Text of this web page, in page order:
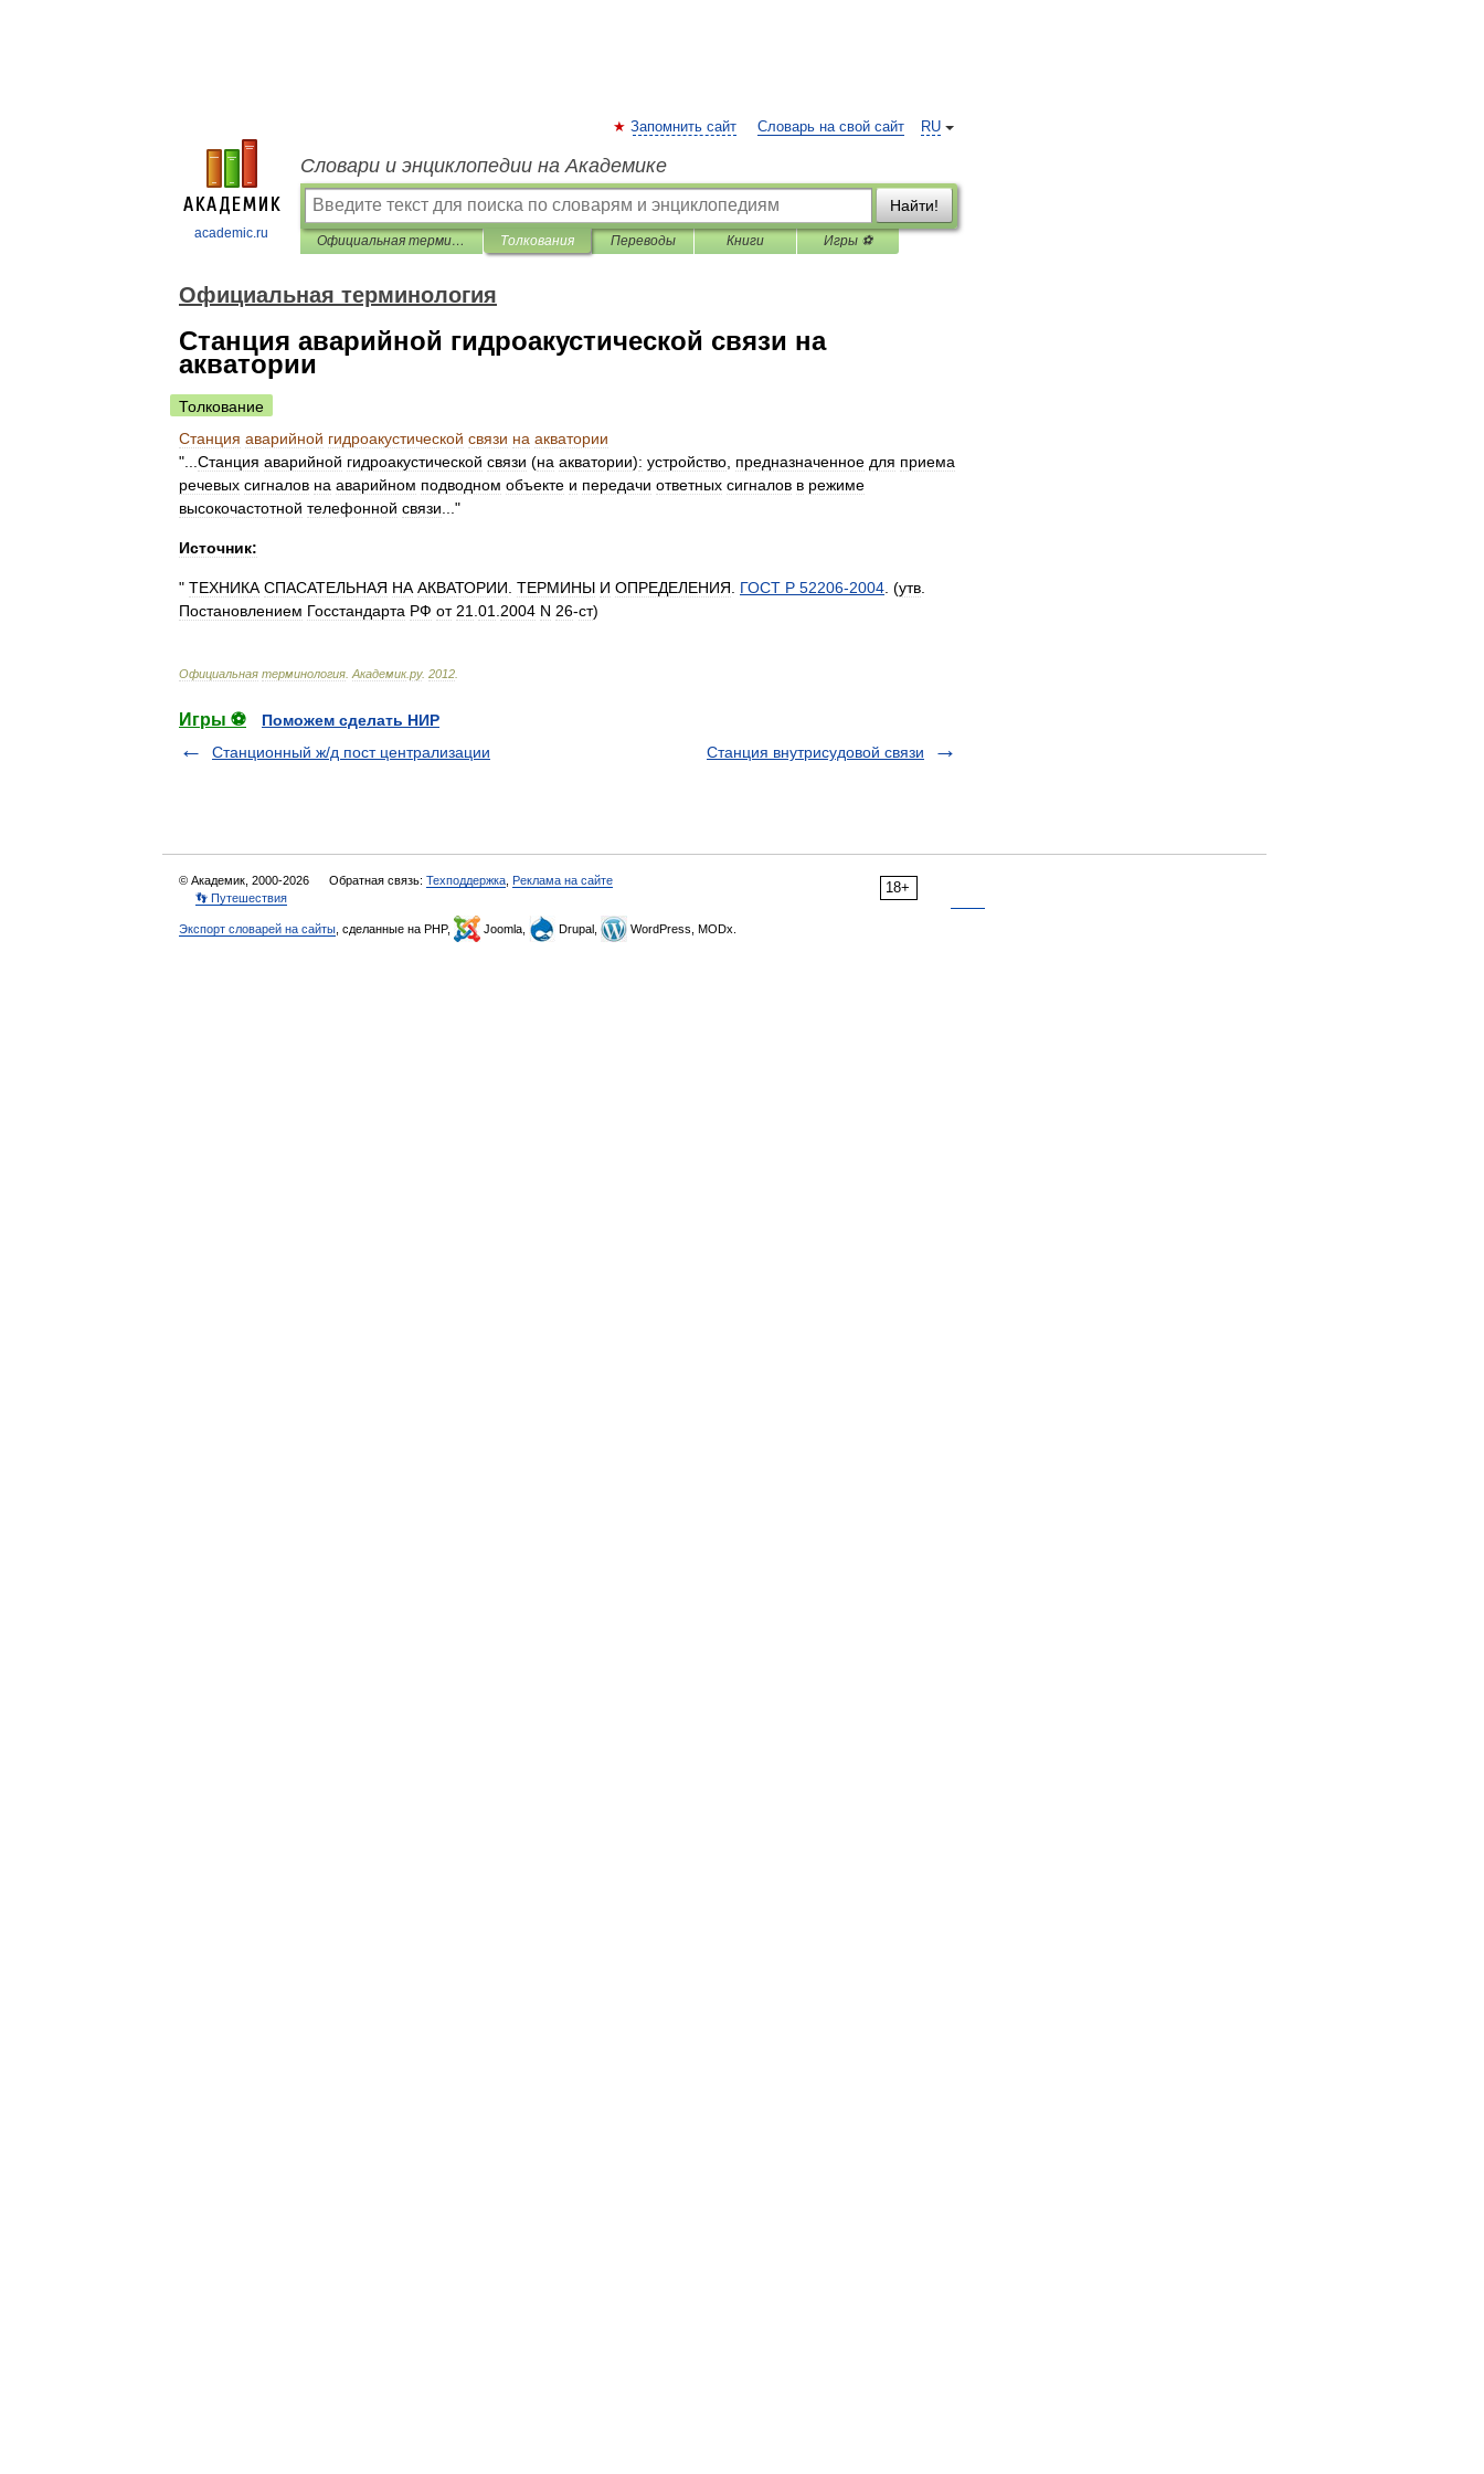
academic.ru
RU
Запомнить сайт Словарь на свой сайт
Словари и энциклопедии на Академике
Найти!
Официальная терминология Толкования Переводы Книги Игры ⚽
Официальная терминология
Станция аварийной гидроакустической связи на
акватории
Толкование
Станция аварийной гидроакустической связи на акватории
"... Станция аварийной гидроакустической связи (на акватории): устройство предназначенное для приема
речевых сигналов на аварийном подводном объекте и передачи ответных сигналов в режиме
высокочастотной телефонной связи ..."
Источник:
" ТЕХНИКА СПАСАТЕЛЬНАЯ НА АКВАТОРИИ ТЕРМИНЫ И ОПРЕДЕЛЕНИЯ ГОСТ Р 52206-2004 . (утв
Постановлением Госстандарта РФ от 21 01 2004 N 26-ст)
Официальная терминология Академик.ру. 2012
Игры ⚽
Поможем сделать НИР
Станционный ж/д пост централизации
Станция внутрисудовой связи
18+
© Академик, 2000-2026 Обратная связь: Техподдержка Реклама на сайте
👣 Путешествия
Экспорт словарей на сайты , сделанные на PHP, Joomla, Drupal, WordPress, MODx.